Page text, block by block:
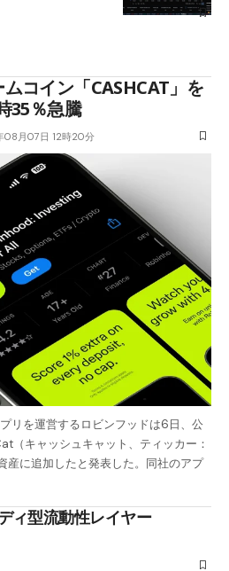
コイン「CASHCAT」を
35％急騰
08月07日 12時20分
リを運営するロビンフッドは6日、公
（キャッシュキャット、ティッカー：
産に追加したと発表した。同社のアプ
ィ型流動性レイヤー